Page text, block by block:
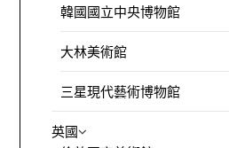
韓國國立中央博物館
大林美術館
三星現代藝術博物館
英國